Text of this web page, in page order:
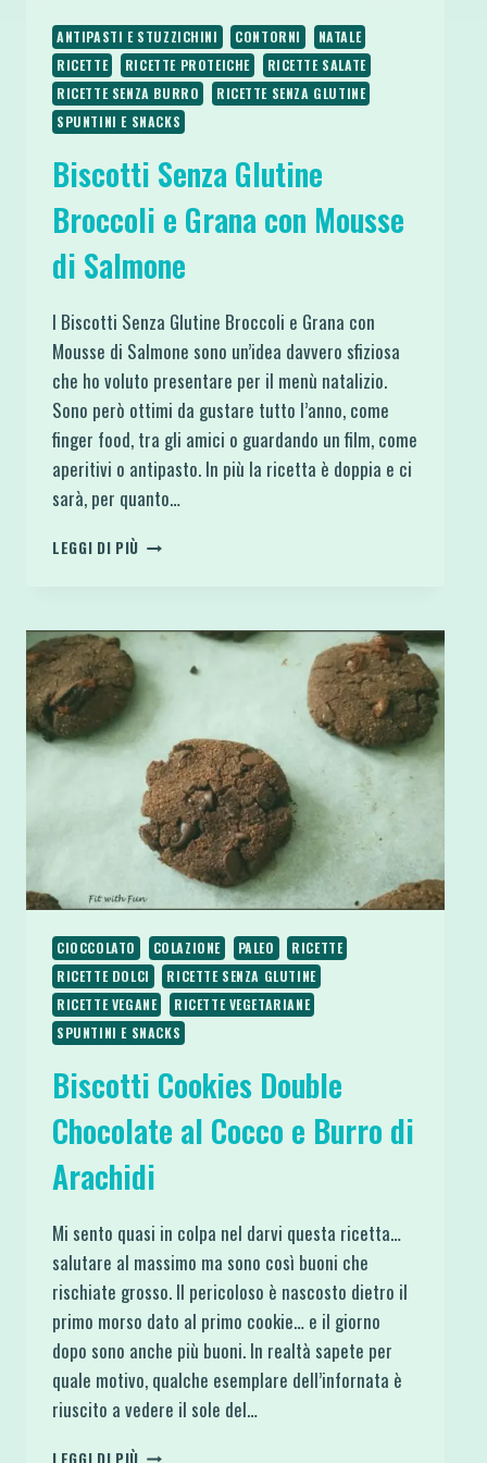
ANTIPASTI E STUZZICHINI CONTORNI
NATALE
RICETTE
RICETTE PROTEICHE
RICETTE SALATE
RICETTE SENZA BURRO
RICETTE SENZA GLUTINE
SPUNTINI E SNACKS
Biscotti Senza Glutine
Broccoli e Grana con Mousse
di Salmone
I Biscotti Senza Glutine Broccoli e Grana con
Mousse di Salmone sono un’idea davvero sfiziosa
che ho voluto presentare per il menù natalizio.
Sono però ottimi da gustare tutto l’anno, come
finger food, tra gli amici o guardando un film, come
aperitivi o antipasto. In più la ricetta è doppia e ci
sarà, per quanto…
LEGGI DI PIÙ BISCOTTI
E
MOUSSE
DI
SALMONE
CIOCCOLATO COLAZIONE PALEO
RICETTE
RICETTE DOLCI
RICETTE SENZA GLUTINE
RICETTE VEGANE
RICETTE VEGETARIANE
SPUNTINI E SNACKS
Biscotti Cookies Double
Chocolate al Cocco e Burro di
Arachidi
Mi sento quasi in colpa nel darvi questa ricetta…
salutare al massimo ma sono così buoni che
rischiate grosso. Il pericoloso è nascosto dietro il
primo morso dato al primo cookie… e il giorno
dopo sono anche più buoni. In realtà sapete per
quale motivo, qualche esemplare dell’infornata è
riuscito a vedere il sole del…
LEGGI DI PIÙ BISCOTTI